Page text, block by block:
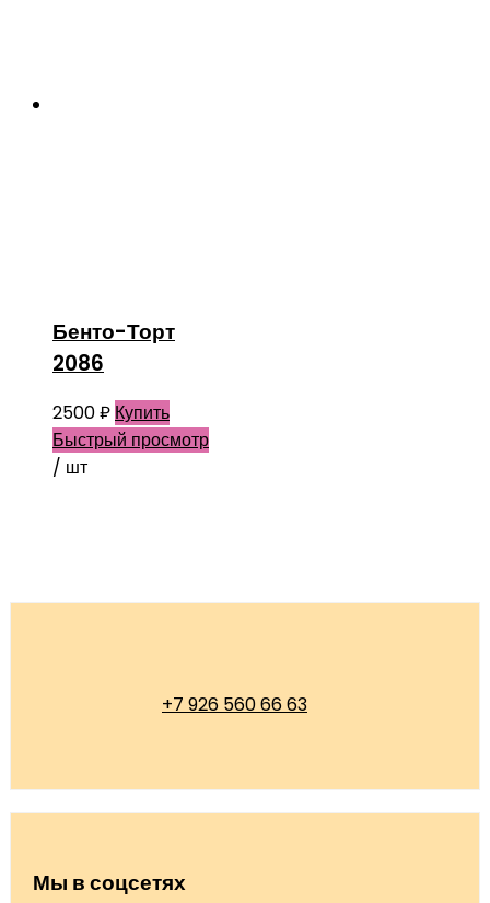
Бенто-Торт
2086
2500₽ Купить
Быстрый просмотр
/ шт
+7 926 560 66 63
Мы в соцсетях